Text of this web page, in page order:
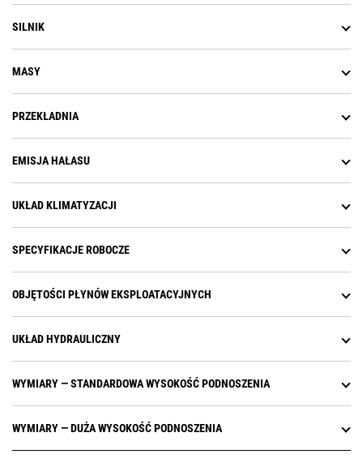
SILNIK
MASY
PRZEKŁADNIA
EMISJA HAŁASU
UKŁAD KLIMATYZACJI
SPECYFIKACJE ROBOCZE
OBJĘTOŚCI PŁYNÓW EKSPLOATACYJNYCH
UKŁAD HYDRAULICZNY
WYMIARY — STANDARDOWA WYSOKOŚĆ PODNOSZENIA
WYMIARY — DUŻA WYSOKOŚĆ PODNOSZENIA